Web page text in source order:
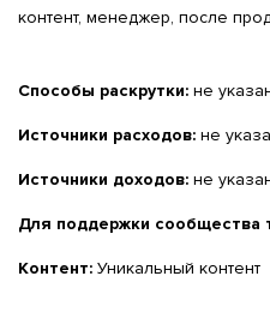
контент, менеджер, после
Способы раскрутки: не
Источники расходов: не
Источники доходов: не
Для поддержки сообщества
Контент: Уникальный контент